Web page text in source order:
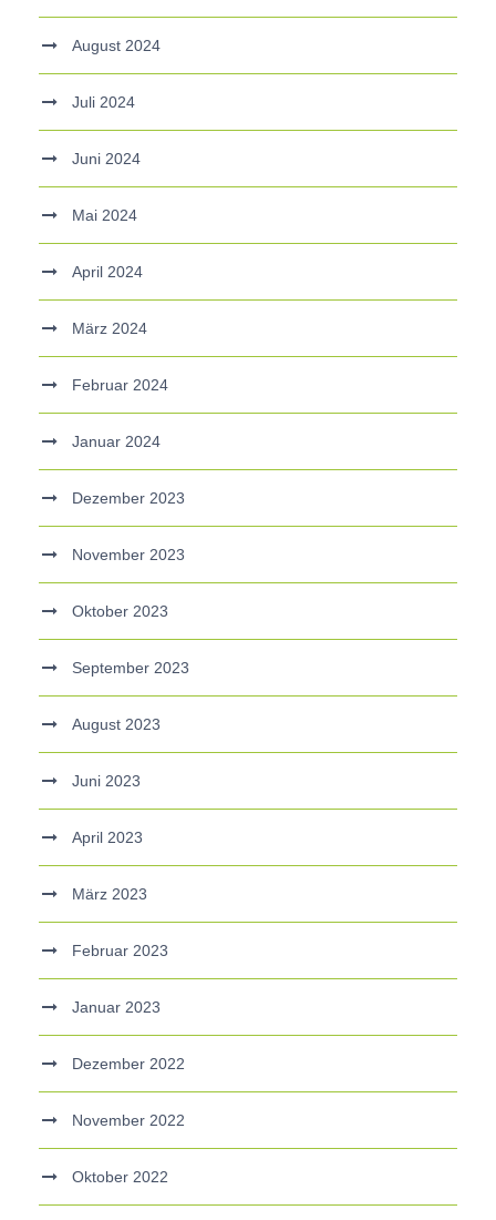
August 2024
Juli 2024
Juni 2024
Mai 2024
April 2024
März 2024
Februar 2024
Januar 2024
Dezember 2023
November 2023
Oktober 2023
September 2023
August 2023
Juni 2023
April 2023
März 2023
Februar 2023
Januar 2023
Dezember 2022
November 2022
Oktober 2022